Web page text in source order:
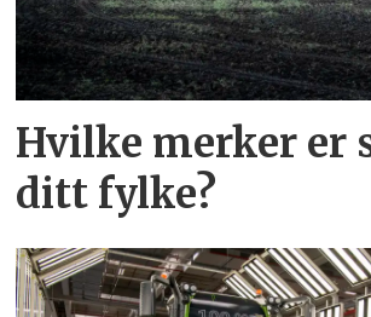
Hvilke merker er
ditt fylke?